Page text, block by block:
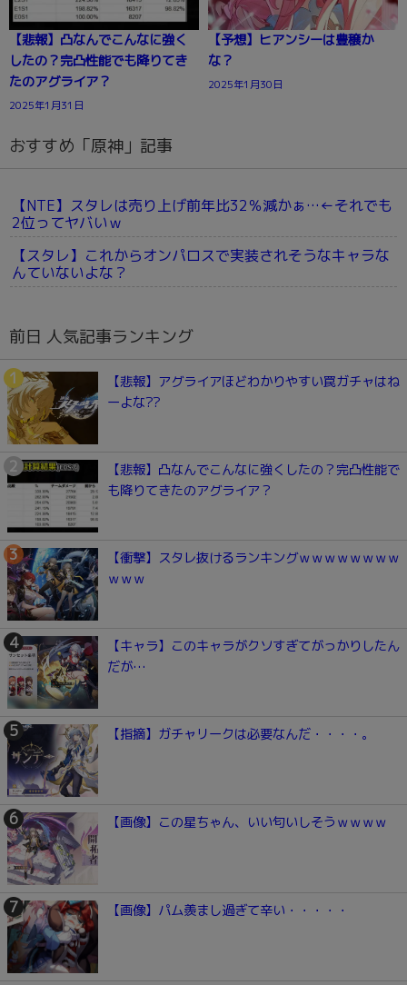
【悲報】凸なんでこんなに強く
したの？完凸性能でも降りてき
たのアグライア？
2025年1月31日
【予想】ヒアンシーは豊穣か
な？
2025年1月30日
おすすめ「原神」記事
【NTE】スタレは売り上げ前年比32％減かぁ…←それでも
2位ってヤバいｗ
【スタレ】これからオンパロスで実装されそうなキャラな
んていないよな？
前日 人気記事ランキング
【悲報】アグライアほどわかりやすい罠ガチャはね
ーよな??
【悲報】凸なんでこんなに強くしたの？完凸性能で
も降りてきたのアグライア？
【衝撃】スタレ抜けるランキングｗｗｗｗｗｗｗｗ
ｗｗｗ
【キャラ】このキャラがクソすぎてがっかりしたん
だが…
【指摘】ガチャリークは必要なんだ・・・・。
【画像】この星ちゃん、いい匂いしそうｗｗｗｗ
【画像】パム羨まし過ぎて辛い・・・・・